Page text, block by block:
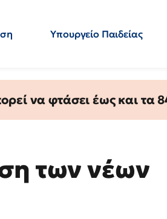
Υπουργείο Παιδείας
να φτάσει έως και τα
των νέων